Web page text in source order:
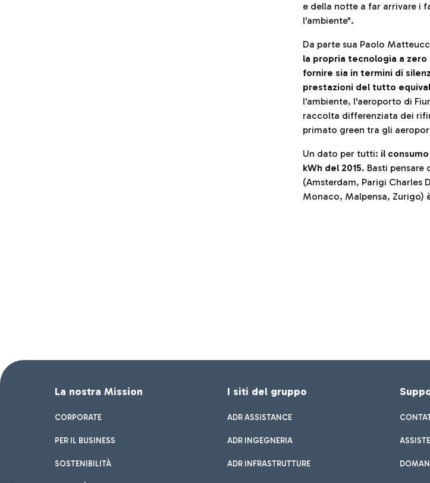
e della notte a far arrivare i
l'ambiente".
Da parte sua Paolo
la propria tecnologia a
fornire sia in termini di
prestazioni del tutto
l'ambiente, l'aeroporto di
raccolta differenziata dei
primato green tra gli
Un dato per tutti: il
kWh del 2015. Basti
(Amsterdam, Parigi Charles
Monaco, Malpensa, Zurigo)
La nostra Mission
CORPORATE
PER IL BUSINESS
SOSTENIBILITÀ
I siti del gruppo
ADR ASSISTANCE
ADR INGEGNERIA
ADR INFRASTRUTTURE